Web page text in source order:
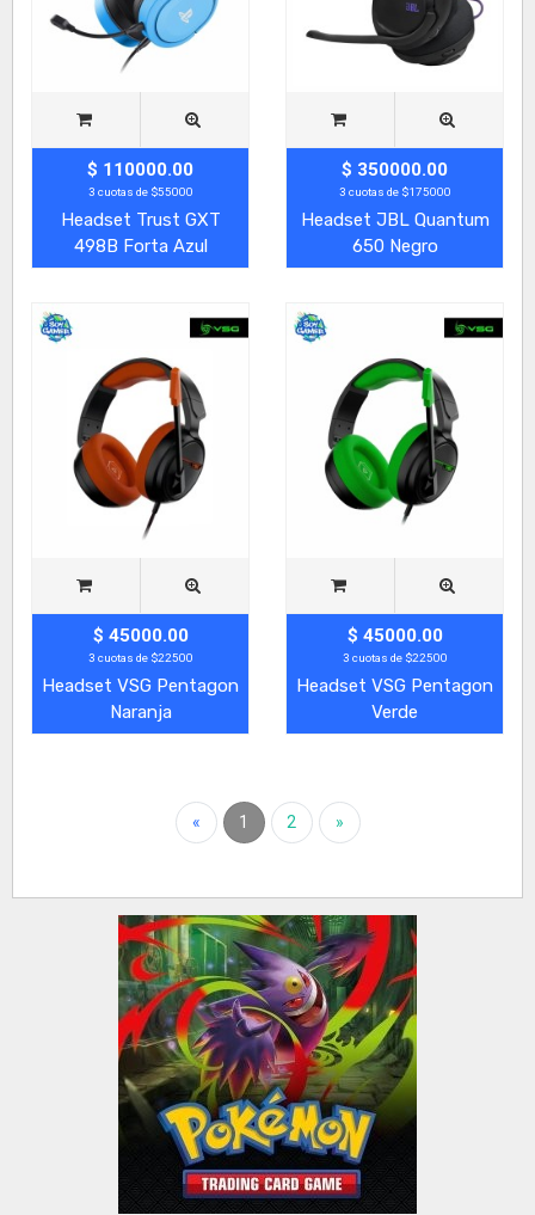
$ 110000.00
3 cuotas de $55000
Headset Trust GXT
498B Forta Azul
$ 350000.00
3 cuotas de $175000
Headset JBL Quantum
650 Negro
$ 45000.00
3 cuotas de $22500
Headset VSG Pentagon
Naranja
$ 45000.00
3 cuotas de $22500
Headset VSG Pentagon
Verde
« 1 2 »